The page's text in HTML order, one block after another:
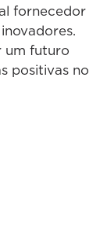
fornecedor
um futuro
positivas no